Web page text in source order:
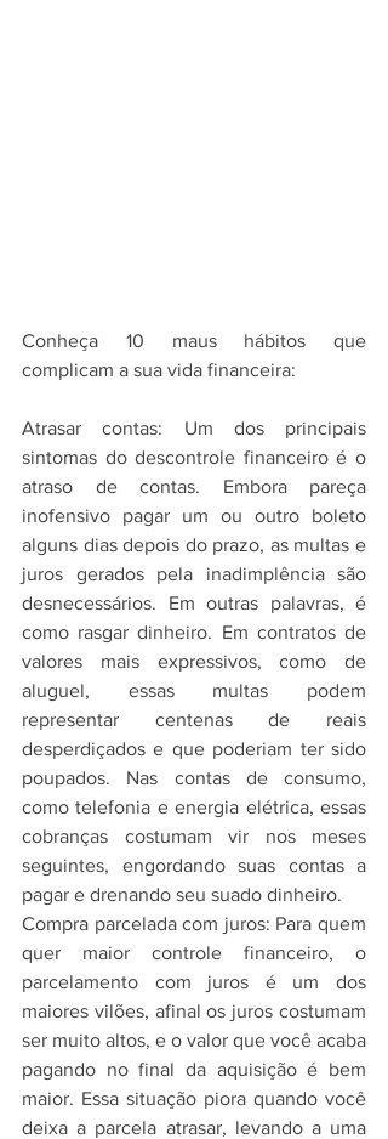
Conheça 10 maus hábitos que
complicam a sua vida financeira:
Atrasar contas: Um dos principais
sintomas do descontrole financeiro é o
atraso de contas. Embora pareça
inofensivo pagar um ou outro boleto
alguns dias depois do prazo, as multas e
juros gerados pela inadimplência são
desnecessários. Em outras palavras, é
como rasgar dinheiro. Em contratos de
valores mais expressivos, como de
aluguel, essas multas podem
representar centenas de reais
desperdiçados e que poderiam ter sido
poupados. Nas contas de consumo,
como telefonia e energia elétrica, essas
cobranças costumam vir nos meses
seguintes, engordando suas contas a
pagar e drenando seu suado dinheiro.
Compra parcelada com juros: Para quem
quer maior controle financeiro, o
parcelamento com juros é um dos
maiores vilões, afinal os juros costumam
ser muito altos, e o valor que você acaba
pagando no final da aquisição é bem
maior. Essa situação piora quando você
deixa a parcela atrasar, levando a uma